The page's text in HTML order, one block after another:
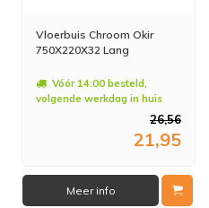
Vloerbuis Chroom Okir
750X220X32 Lang
Vóór 14:00 besteld,
volgende werkdag in huis
26,56
21,95
Meer info